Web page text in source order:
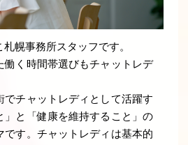
幌事務所スタッフです。
働く時間帯選びもチャットレデ
でチャットレディとして活躍す
」と「健康を維持すること」の
です。チャットレディは基本的